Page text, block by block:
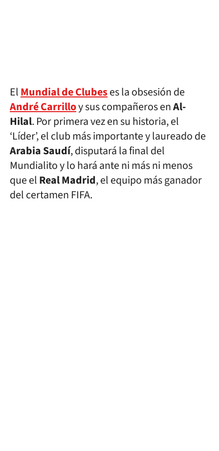
ElMundial de Clubeses la obsesión de
André Carrilloy sus compañeros enAl-
Hilal. Por primera vez en su historia, el
‘Líder’, el club más importante y laureado de
Arabia Saudí, disputará la final del
Mundialito y lo hará ante ni más ni menos
que elReal Madrid, el equipo más ganador
del certamen FIFA.